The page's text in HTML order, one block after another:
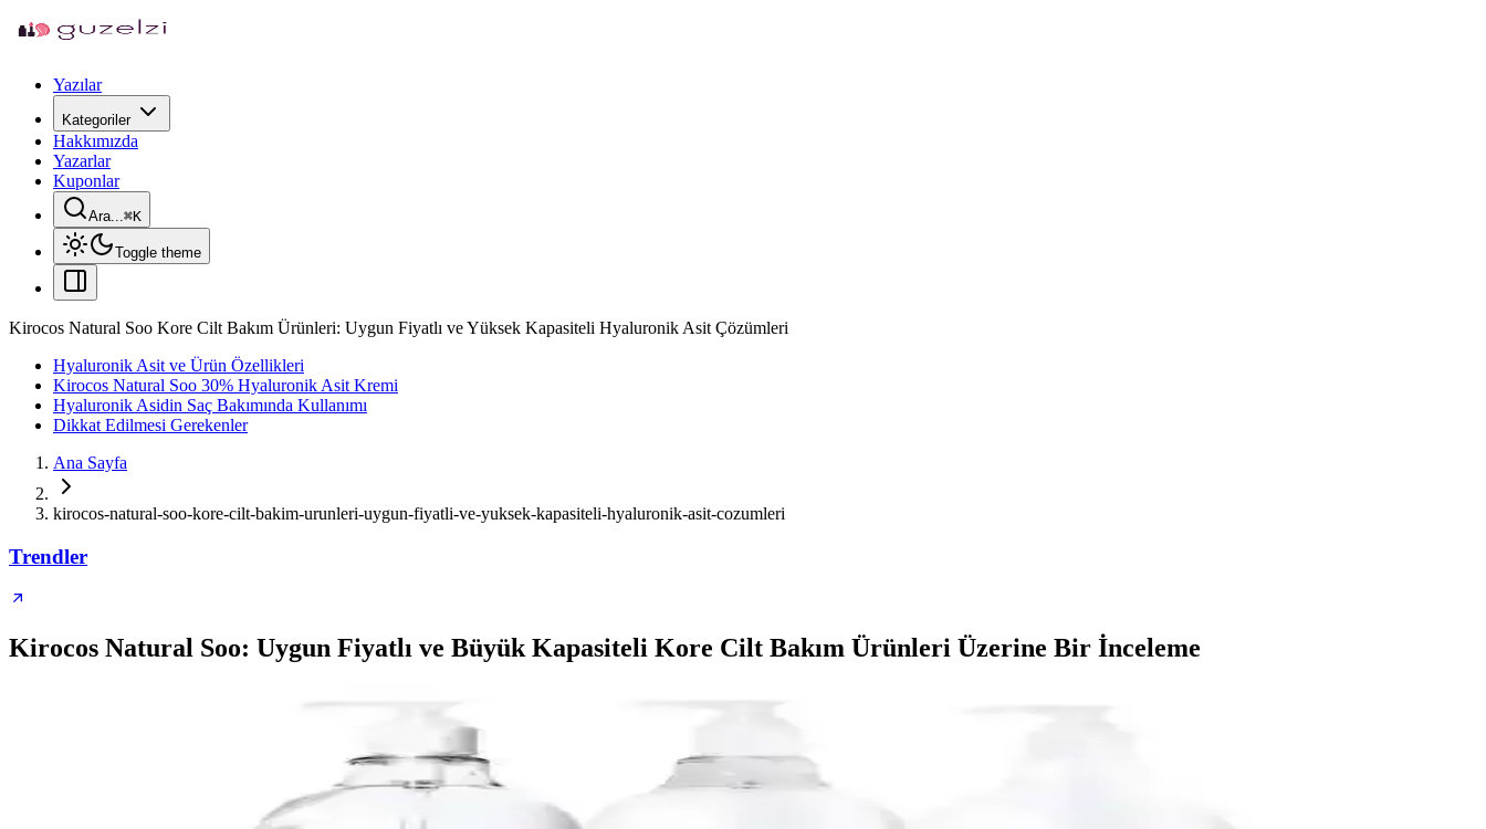
Yazılar
Kategoriler
Hakkımızda
Yazarlar
Kuponlar
Ara...⌘K
Toggle theme
Kirocos Natural Soo Kore Cilt Bakım Ürünleri: Uygun Fiyatlı ve Yüksek Kapasiteli Hyaluronik Asit Çözümleri
Hyaluronik Asit ve Ürün Özellikleri
Kirocos Natural Soo 30% Hyaluronik Asit Kremi
Hyaluronik Asidin Saç Bakımında Kullanımı
Dikkat Edilmesi Gerekenler
Ana Sayfa
kirocos-natural-soo-kore-cilt-bakim-urunleri-uygun-fiyatli-ve-yuksek-kapasiteli-hyaluronik-asit-cozumleri
Trendler
Kirocos Natural Soo: Uygun Fiyatlı ve Büyük Kapasiteli Kore Cilt Bakım Ürünleri Üzerine Bir İnceleme